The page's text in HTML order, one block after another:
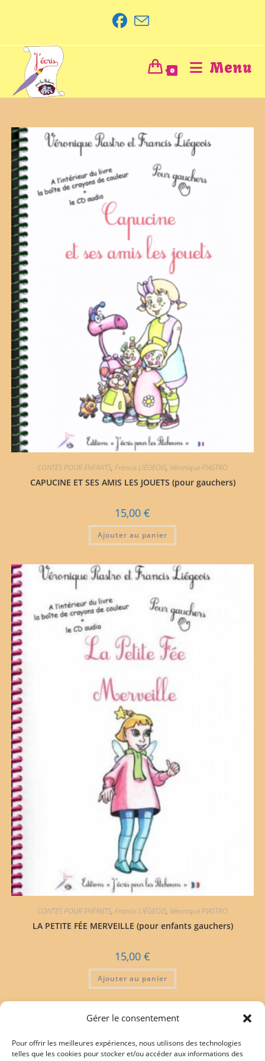
Gérer le consentement
Pour offrir les meilleures expériences, nous utilisons des technologies
telles que les cookies pour stocker et/ou accéder aux informations des
0 Menu
CONTES POUR ENFANTS, Francis LIÉGEOIS, Véronique PIASTRO
CAPUCINE ET SES AMIS LES JOUETS (pour gauchers)
15,00 €
Ajouter au panier
CONTES POUR ENFANTS, Francis LIÉGEOIS, Véronique PIASTRO
LA PETITE FÉE MERVEILLE (pour enfants gauchers)
15,00 €
Ajouter au panier